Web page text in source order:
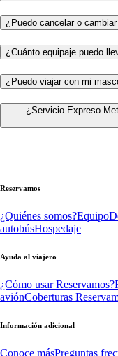
¿Puedo cancelar o
¿Cuánto equipaje puedo
¿Puedo viajar con mi
¿Servicio Expreso
Reservamos
¿Quiénes somos?Equipo
autobúsHospedaje
Ayuda al viajero
¿Cómo usar Reservamos?
aviónCoberturas
Información adicional
Conoce másPreguntas